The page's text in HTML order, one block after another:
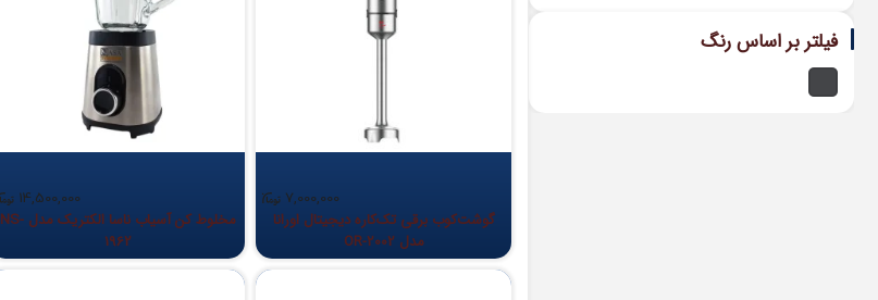
فیلتر بر اساس رنگ
7,000,000
گوشت‌کوب برقی تک‌کاره دیجیتال اورانا
مدل OR-2002
14,500,000
مخلوط کن آسیاب ناسا الکتریک مدل NS-
1962